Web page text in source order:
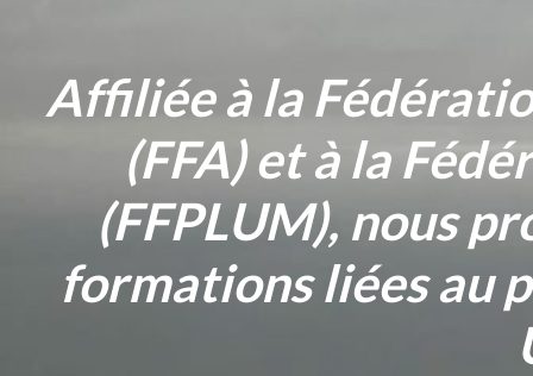
Affiliée à la
(FFA) et à la
(FFPLUM), nous
formations liées au